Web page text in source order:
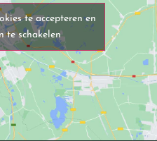
te accepteren en
te schakelen